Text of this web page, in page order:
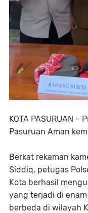
KOTA PASURUAN –
Pasuruan Aman
Berkat rekaman
Siddiq, petugas
Kota berhasil
yang terjadi di
berbeda di wilayah